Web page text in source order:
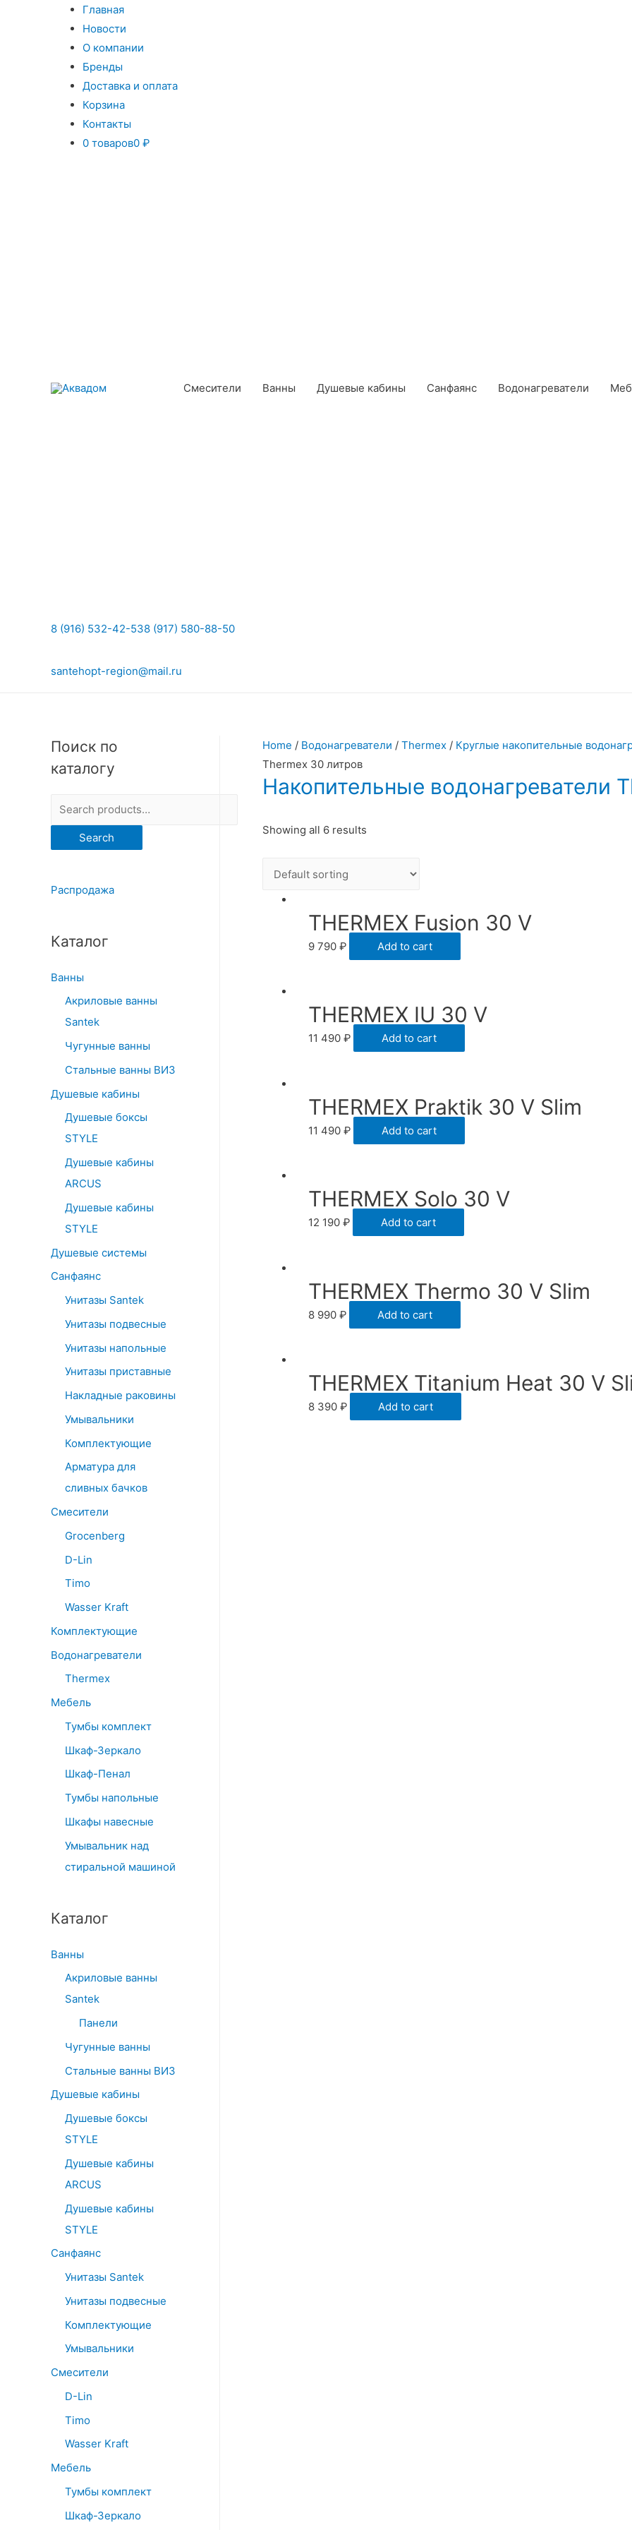
Главная
Новости
О компании
Бренды
Доставка и оплата
Корзина
Контакты
0 товаров0 ₽
Смесители Ванны Душевые кабины Санфаянс Водонагреватели
8 (916) 532-42-538 (917) 580-88-50
santehopt-region@mail.ru
Поиск по
каталогу
e
a
c
r
Search
Распродажа
Каталог
Ванны
Акриловые ванны
Santek
Чугунные ванны
Стальные ванны ВИЗ
Душевые кабины
Душевые боксы
STYLE
Душевые кабины
ARCUS
Душевые кабины
STYLE
Душевые системы
Санфаянс
Унитазы Santek
Унитазы подвесные
Унитазы напольные
Унитазы приставные
Накладные раковины
Умывальники
Комплектующие
Арматура для
сливных бачков
Смесители
Grocenberg
D-Lin
Timo
Wasser Kraft
Комплектующие
Водонагреватели
Thermex
Мебель
Тумбы комплект
Шкаф-Зеркало
Шкаф-Пенал
Тумбы напольные
Шкафы навесные
Умывальник над
стиральной машиной
Каталог
Ванны
Акриловые ванны
Santek
Панели
Чугунные ванны
Стальные ванны ВИЗ
Душевые кабины
Душевые боксы
STYLE
Душевые кабины
ARCUS
Душевые кабины
STYLE
Санфаянс
Унитазы Santek
Унитазы подвесные
Комплектующие
Умывальники
Смесители
D-Lin
Timo
Wasser Kraft
Мебель
Тумбы комплект
Шкаф-Зеркало
Home / Водонагреватели / Thermex / Круглые накопительные
Thermex 30 литров
Накопительные водонагреватели
Showing all 6 results
THERMEX Fusion 30 V
9 790 ₽ Add to cart
THERMEX IU 30 V
11 490 ₽ Add to cart
THERMEX Praktik 30 V Slim
11 490 ₽ Add to cart
THERMEX Solo 30 V
12 190 ₽ Add to cart
THERMEX Thermo 30 V Slim
8 990 ₽ Add to cart
THERMEX Titanium Heat 30 V
8 390 ₽ Add to cart